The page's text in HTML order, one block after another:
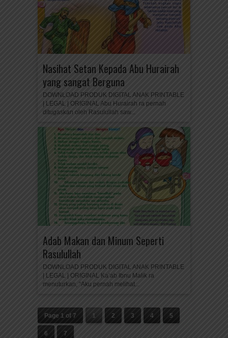
Nasihat Setan Kepada Abu Hurairah
yang sangat Berguna
DOWNLOAD PRODUK DIGITAL ANAK PRINTABLE
| LEGAL | ORIGINAL Abu Hurairah ra pernah
ditugaskan oleh Rasulullah saw...
Adab Makan dan Minum Seperti
Rasulullah
DOWNLOAD PRODUK DIGITAL ANAK PRINTABLE
| LEGAL | ORIGINAL Ka’ab Ibnu Malik ra
menuturkan, “Aku pernah melihat...
Page 1 of 7 1 2 3 4 5
6 7